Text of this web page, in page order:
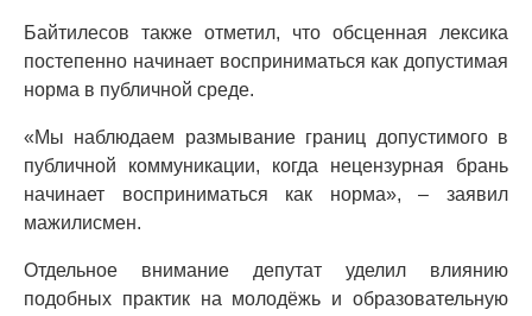
Байтилесов также отметил, что обсценная лексика
постепенно начинает восприниматься как допустимая
норма в публичной среде.
«Мы наблюдаем размывание границ допустимого в
публичной коммуникации, когда нецензурная брань
начинает восприниматься как норма», – заявил
мажилисмен.
Отдельное внимание депутат уделил влиянию
подобных практик на молодёжь и образовательную